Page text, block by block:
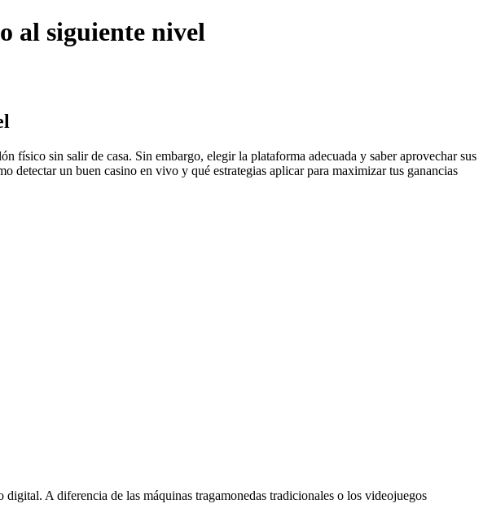
al siguiente nivel
físico sin salir de casa. Sin embargo, elegir la plataforma adecuada y saber aprovechar sus
detectar un buen casino en vivo y qué estrategias aplicar para maximizar tus ganancias
A diferencia de las máquinas tragamonedas tradicionales o los videojuegos